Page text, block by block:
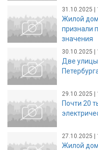
31.10.2025 |
Жилой дом
признали
значения
30.10.2025 |
Две улицы
29.10.2025 |
Почти 20
27.10.2025 |
Жилой дом